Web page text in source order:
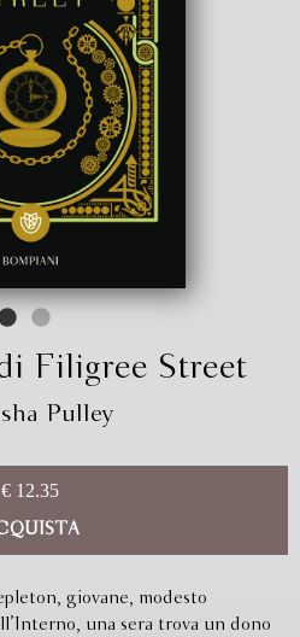
Filigree Street
Pulley
€ 12.35
giovane, modesto
una sera trova un dono